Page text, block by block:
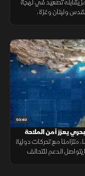
ولبنان وغزة،
50:40
يعزز أمن الملاحة
مع تحركات دولية
يتواصل الدعم للتحالف